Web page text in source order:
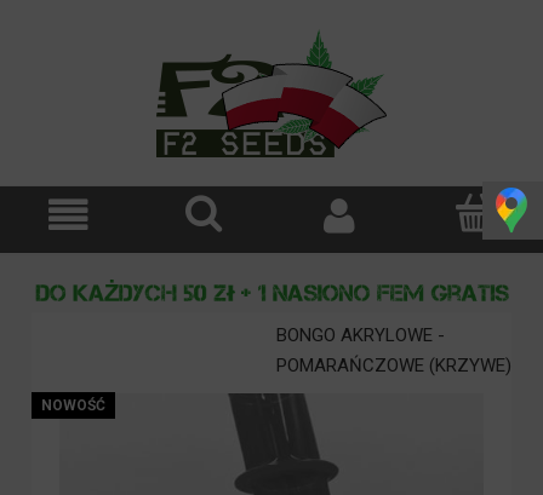
BONGO AKRYLOWE -
POMARAŃCZOWE (KRZYWE)
NOWOŚĆ